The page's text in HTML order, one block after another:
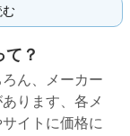
む
？
ん、メーカー
ります、各メ
イトに価格に